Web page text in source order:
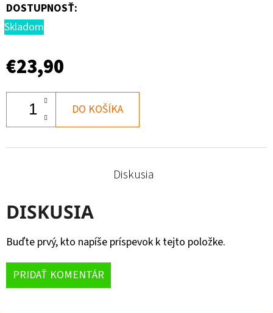
DOSTUPNOSŤ:
Skladom
€23,90
DO KOŠÍKA
Diskusia
DISKUSIA
Buďte prvý, kto napíše príspevok k tejto položke.
PRIDAŤ KOMENTÁR